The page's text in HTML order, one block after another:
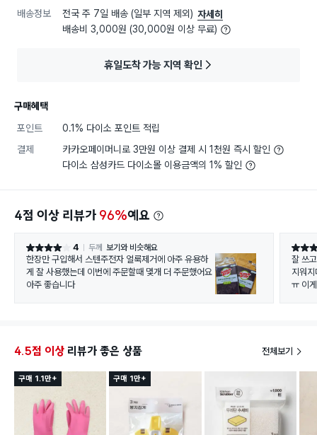
배송정보 전국 주 7일 배송 (일부 지역 제외) 자세히
배송비 3,000원 (30,000원 이상 무료)
휴일도착 가능 지역 확인
구매혜택
포인트
0.1% 다이소 포인트 적립
결제
카카오페이머니로 3만원 이상 결제 시 1천원 즉시 할인
다이소 삼성카드 다이소몰 이용금액의 1% 할인
4점 이상 리뷰가 96%예요
별점 4점 4 두께 보기와 비슷해요
한장만 구입해서 스텐주전자 얼룩제거에 아주 유용하
게 잘 사용했는데 이번에 주문할때 몇개 더 주문했어요
아주 좋습니다
별점 5
잘 쓰
지워
ㅠ 이
4.5점 이상 리뷰가 좋은 상품 전체보기
구매 1.1만+ 구매 1만+